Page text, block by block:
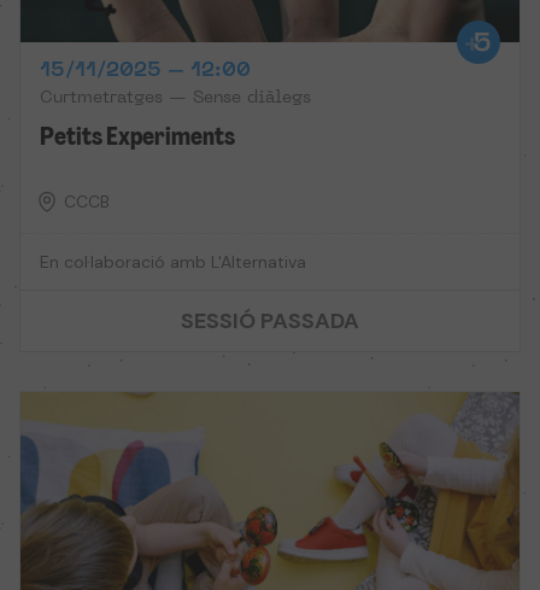
15/11/2025 – 12:00
Curtmetratges — Sense diàlegs
Petits Experiments
CCCB
En col·laboració amb L'Alternativa
SESSIÓ PASSADA